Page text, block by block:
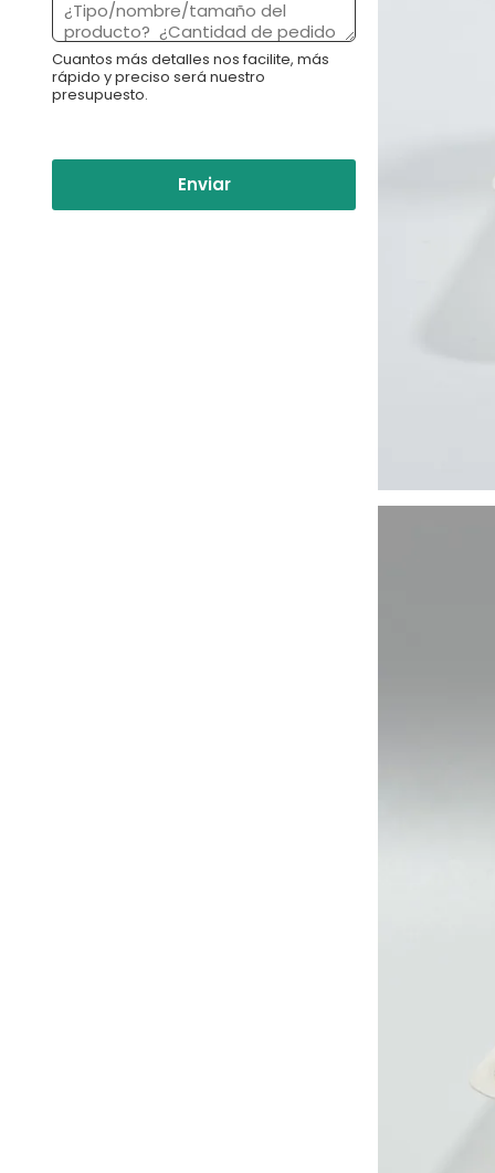
*
s
a
j
e
Cuantos más detalles nos facilite, más
rápido y preciso será nuestro
presupuesto.
Enviar